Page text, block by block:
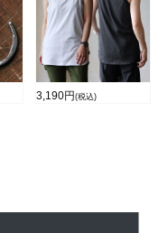
3,190円 (税込)